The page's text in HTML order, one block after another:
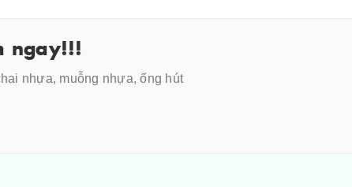
ngay!!!
nhựa, muỗng nhựa, ống hút